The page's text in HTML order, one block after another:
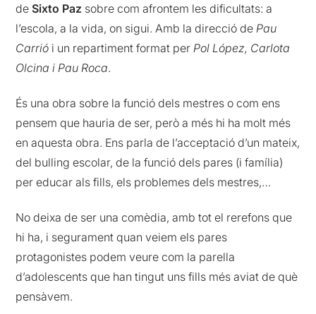
deSixto Paz sobre com afrontem les dificultats: a
l’escola, a la vida, on sigui. Amb la direcció de Pau
Carrió i un repartiment format per Pol López, Carlota
Olcina i Pau Roca.
És una obra sobre la funció dels mestres o com ens
pensem que hauria de ser, però a més hi ha molt més
en aquesta obra. Ens parla de l’acceptació d’un mateix,
del bulling escolar, de la funció dels pares (i família)
per educar als fills, els problemes dels mestres,…
No deixa de ser una comèdia, amb tot el rerefons que
hi ha, i segurament quan veiem els pares
protagonistes podem veure com la parella
d’adolescents que han tingut uns fills més aviat de què
pensàvem.